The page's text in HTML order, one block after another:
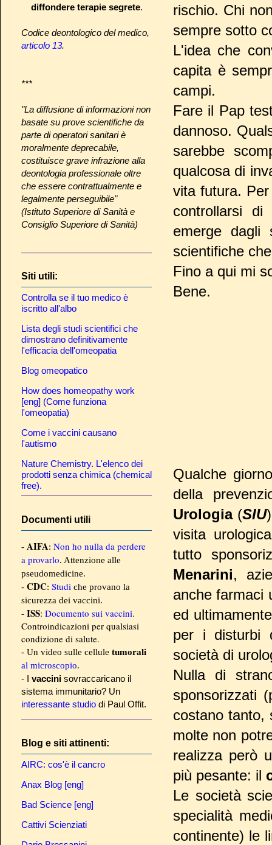
rischio. Chi
sempre sotto
L'idea che
capita è
campi.
Fare il Pap
dannoso.
sarebbe
qualcosa di
vita futura.
controllarsi
emerge dagli
scientifiche
Fino a qui mi
Bene.
Qualche
della
Urologia(SIU
visita
tutto
Menarini,
anche farmaci
ed
per i disturbi
società di
Nulla di
sponsorizzati
costano tanto,
molte non
realizza però
più pesante: il
Le società
specialità
continente) le
diffondere terapie segrete.
Codice deontologico del medico,
articolo 13.
***
"La diffusione di informazioni non
basate su prove scientifiche da
parte di operatori sanitari è
moralmente deprecabile,
costituisce grave infrazione alla
deontologia professionale oltre
che essere contrattualmente e
legalmente perseguibile"
(Istituto Superiore di Sanità e
Consiglio Superiore di Sanità)
Siti utili:
Controlla se il tuo medico è
iscritto all'albo
Lista degli studi scientifici che
dimostrano definitivamente
l'efficacia dell'omeopatia
Blog omeopatico
How does homeopathy work
[eng] (Come funziona
l'omeopatia)
Come i vaccini causano
l'autismo
Nature Chemistry. L'elenco dei
prodotti senza chimica (chemical
free).
Documenti utili
- AIFA: Non ho nulla da perdere
a provarlo. Attenzione alle
pseudomedicine.
- CDC: Studi che provano la
sicurezza dei vaccini.
- ISS: Documento sui vaccini.
Controindicazioni per qualsiasi
condizione di salute.
- Un video sulle cellule tumorali
al microscopio.
- I vaccini sovraccaricano il
sistema immunitario? Un
interessante studio di Paul Offit.
Blog e siti attinenti:
AIRC: cos'è il cancro
Anax Blog [eng]
Bad Science [eng]
Cattivi Scienziati